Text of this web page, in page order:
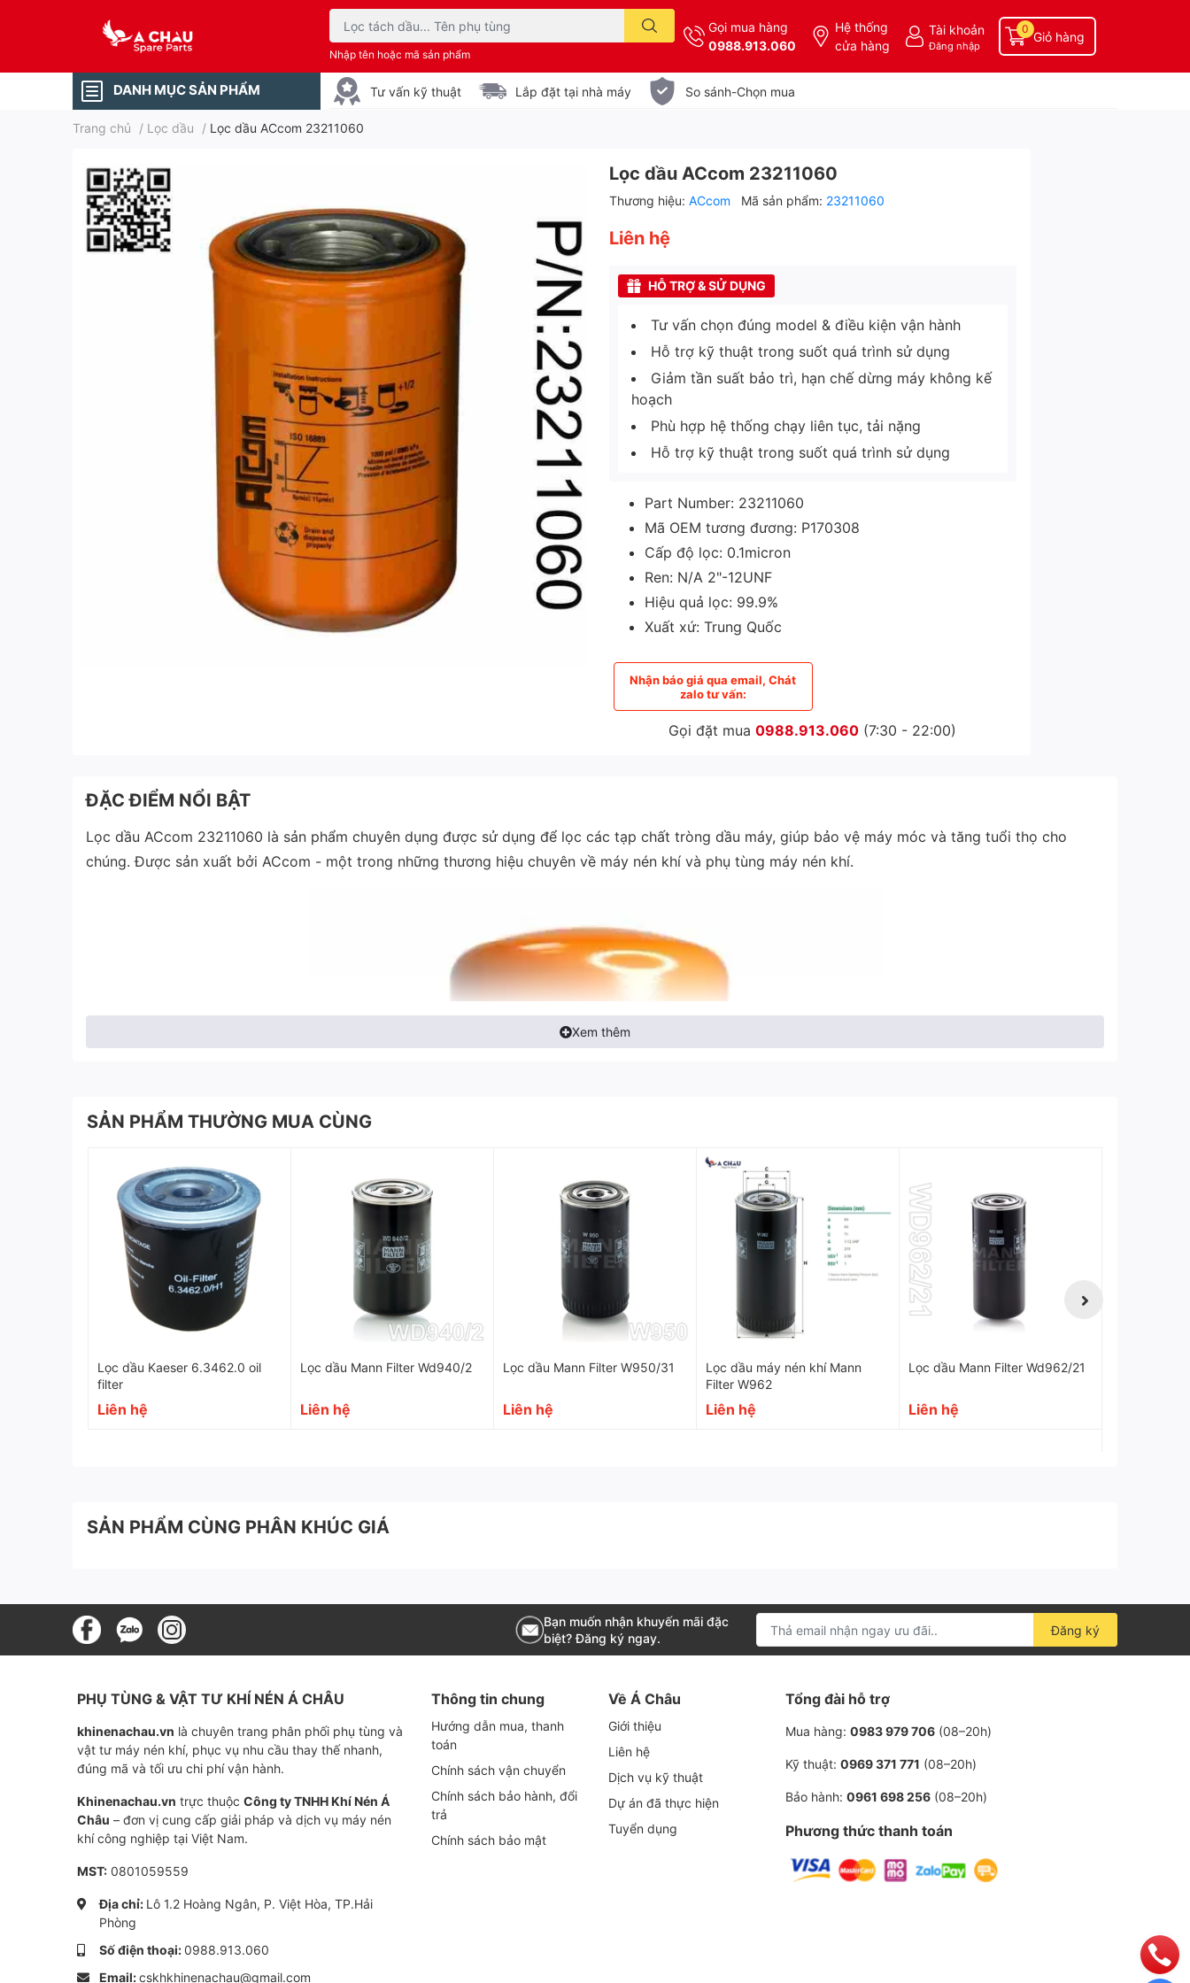
Nhập tên hoặc mã sản phẩm
Gọi mua hàng
0988.913.060
Hệ thống
cửa hàng
Tài khoản
Đăng nhập
Giỏ hàng
0
DANH MỤC SẢN PHẨM Tư vấn kỹ thuật Lắp đặt tại nhà máy So sánh-Chọn mua
Trang chủ / Lọc dầu / Lọc dầu ACcom 23211060
Lọc dầu ACcom 23211060
Thương hiệu: ACcom Mã sản phẩm: 23211060
Liên hệ
HỖ TRỢ & SỬ DỤNG
Tư vấn chọn đúng model & điều kiện vận hành
Hỗ trợ kỹ thuật trong suốt quá trình sử dụng
Giảm tần suất bảo trì, hạn chế dừng máy không kế
hoạch
Phù hợp hệ thống chạy liên tục, tải nặng
Hỗ trợ kỹ thuật trong suốt quá trình sử dụng
Part Number: 23211060
Mã OEM tương đương: P170308
Cấp độ lọc: 0.1micron
Ren: N/A 2"-12UNF
Hiệu quả lọc: 99.9%
Xuất xứ: Trung Quốc
Nhận báo giá qua email, Chát
zalo tư vấn:
Gọi đặt mua0988.913.060 (7:30 - 22:00)
ĐẶC ĐIỂM NỔI BẬT
Lọc dầu ACcom 23211060 là sản phẩm chuyên dụng được sử dụng để lọc các tạp chất tròng dầu máy, giúp bảo vệ máy móc và tăng tuổi thọ cho
chúng. Được sản xuất bởi ACcom - một trong những thương hiệu chuyên về máy nén khí và phụ tùng máy nén khí.
Sử dụng cho Máy nén khí Atlas Copco, Hanshin, Hitachi,…
Mã OEM tương đương P170308
Cấp độ lọc
Đường kính ngoài 80mm(3.15inch)
Vòng đệm OD
140mm(5.52inch)
Ren
Xem thêm
SẢN PHẨM THƯỜNG MUA CÙNG
Lọc dầu Kaeser 6.3462.0 oil
filter
Liên hệ
Lọc dầu Mann Filter Wd940/2
Liên hệ
Lọc dầu Mann Filter W950/31
Liên hệ
Lọc dầu máy nén khí Mann
Filter W962
Liên hệ
Lọc dầu Mann Filter Wd962/21
Liên hệ
SẢN PHẨM CÙNG PHÂN KHÚC GIÁ
Bạn muốn nhận khuyến mãi đặc
biệt? Đăng ký ngay.
Đăng ký
PHỤ TÙNG & VẬT TƯ KHÍ NÉN Á CHÂU
khinenachau.vn là chuyên trang phân phối phụ tùng và
vật tư máy nén khí, phục vụ nhu cầu thay thế nhanh,
đúng mã và tối ưu chi phí vận hành.
Khinenachau.vn trực thuộc Công ty TNHH Khí Nén Á
Châu – đơn vị cung cấp giải pháp và dịch vụ máy nén
khí công nghiệp tại Việt Nam.
MST: 0801059559
Địa chỉ: Lô 1.2 Hoàng Ngân, P. Việt Hòa, TP.Hải
Phòng
Số điện thoại:0988.913.060
Email:cskhkhinenachau@gmail.com
Thông tin chung
Hướng dẫn mua, thanh
toán
Chính sách vận chuyển
Chính sách bảo hành, đổi
trả
Chính sách bảo mật
Về Á Châu
Giới thiệu
Liên hệ
Dịch vụ kỹ thuật
Dự án đã thực hiện
Tuyển dụng
Tổng đài hỗ trợ
Mua hàng: 0983 979 706 (08–20h)
Kỹ thuật: 0969 371 771 (08–20h)
Bảo hành: 0961 698 256 (08–20h)
Phương thức thanh toán